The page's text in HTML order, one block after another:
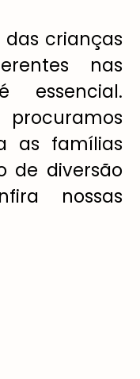
crianças
nas
é
essencial.
as famílias
de diversão
nossas